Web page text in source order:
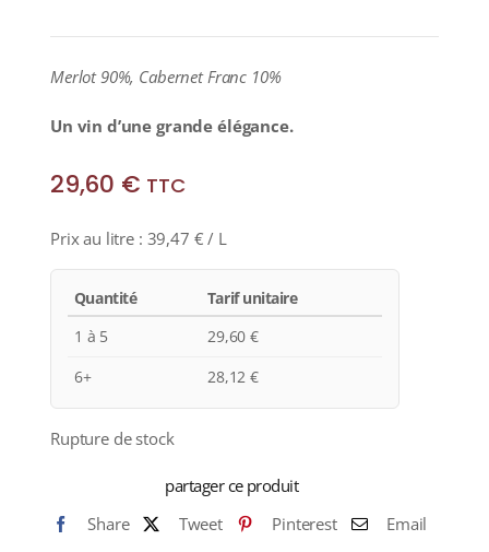
Merlot 90%, Cabernet Franc 10%
Un vin d’une grande élégance.
29,60 € TTC
Prix au litre : 39,47 € / L
Quantité
Tarif unitaire
1 à 5
29,60€
6+
28,12€
Rupture de stock
partager ce produit
Share
Tweet Pinterest Email